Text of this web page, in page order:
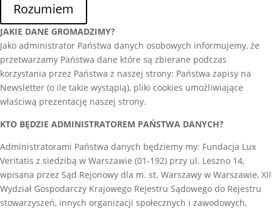
Rozumiem
JAKIE DANE GROMADZIMY?
Jako administrator Państwa danych osobowych informujemy, że
przetwarzamy Państwa dane które są zbierane podczas
korzystania przez Państwa z naszej strony: Państwa zapisy na
Newsletter (o ile takie wystąpią), pliki cookies umożliwiające
właściwą prezentację naszej strony.
KTO BĘDZIE ADMINISTRATOREM PAŃSTWA DANYCH?
Administratorami Państwa danych będziemy my: Fundacja Lux
Veritatis z siedzibą w Warszawie (01-192) przy ul. Leszno 14,
wpisana przez Sąd Rejonowy dla m. st. Warszawy w Warszawie, XII
Wydział Gospodarczy Krajowego Rejestru Sądowego do Rejestru
stowarzyszeń, innych organizacji społecznych i zawodowych,